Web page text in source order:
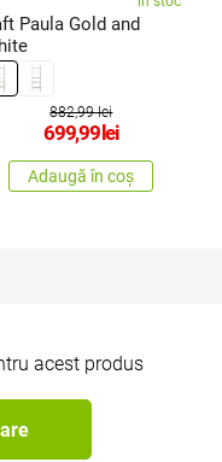
Paula Gold and
882,99 lei
699,99lei
Adaugă în coș
acest produs